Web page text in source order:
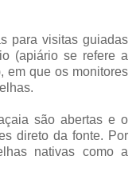
para visitas guiadas
(apiário se refere a
em que os monitores
são abertas e o
direto da fonte. Por
nativas como a